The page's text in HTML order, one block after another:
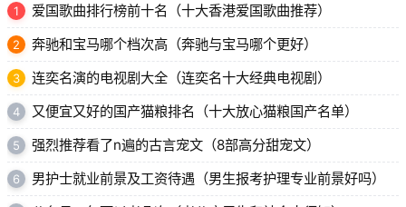
1 爱国歌曲排行榜前十名（十大香港爱国歌曲推荐）
2 奔驰和宝马哪个档次高（奔驰与宝马哪个更好）
3 连奕名演的电视剧大全（连奕名十大经典电视剧）
4 又便宜又好的国产猫粮排名（十大放心猫粮国产名单）
5 强烈推荐看了n遍的古言宠文（8部高分甜宠文）
6 男护士就业前景及工资待遇（男生报考护理专业前景好吗）